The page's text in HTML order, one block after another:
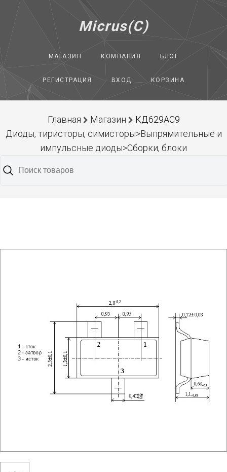
Micrus(C)
МАГАЗИН КОМПАНИЯ БЛОГ
РЕГИСТРАЦИЯ ВХОД КОРЗИНА
Главная Магазин
КД629АС9
Диоды, тиристоры, симисторы>Выпрямительные и
импульсные диоды>Сборки, блоки